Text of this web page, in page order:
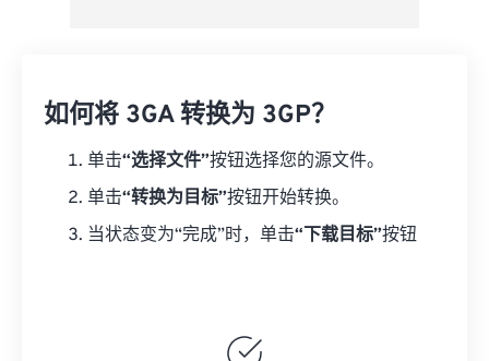
如何将 3GA 转换为 3GP？
单击“选择文件”按钮选择您的源文件。
单击“转换为目标”按钮开始转换。
当状态变为“完成”时，单击“下载目标”按钮